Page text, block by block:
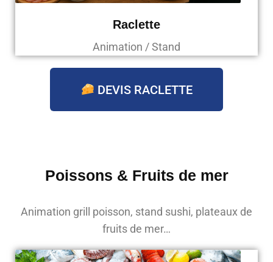
Raclette
Animation / Stand
DEVIS RACLETTE
Poissons & Fruits de mer
Animation grill poisson, stand sushi, plateaux de
fruits de mer…